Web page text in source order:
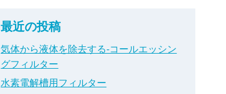
最近の投稿
気体から液体を除去する-コールエッシン
グフィルター
水素電解槽用フィルター